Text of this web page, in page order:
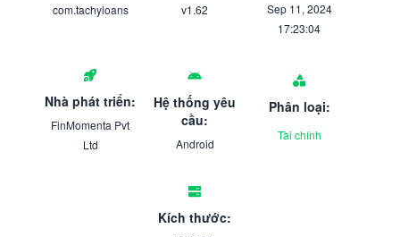
com.tachyloans v1.62
Sep 11, 2024
17:23:04
Nhà phát triển:
FinMomenta Pvt
Ltd
Hệ thống yêu
cầu:
Android
Phân loại:
Tài chính
Kích thước: